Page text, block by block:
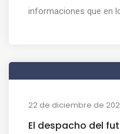
informaciones que en
22 de diciembre de
El despacho del